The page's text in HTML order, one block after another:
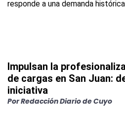
Impulsan la
de cargas en San Juan:
iniciativa
PorRedacción Diario de Cuyo